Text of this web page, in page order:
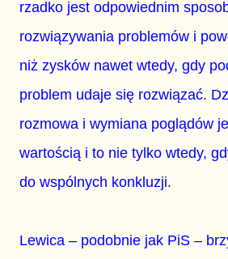
rzadko jest odpowiednim
rozwiązywania problemów i
niż zysków nawet wtedy, gdy
problem udaje się rozwiązać.
rozmowa i wymiana poglądów
wartością i to nie tylko wtedy,
do wspólnych konkluzji.
Lewica – podobnie jak PiS –